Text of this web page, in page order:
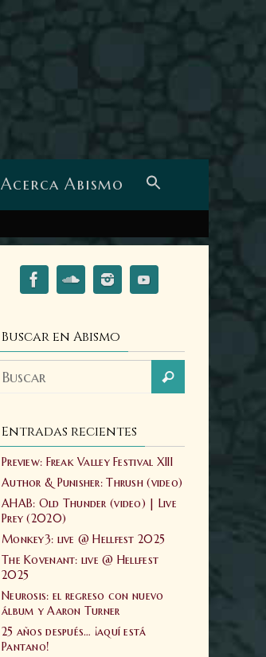
Acerca Abismo
Buscar en Abismo
Entradas recientes
Preview: Freak Valley Festival XIII
Author & Punisher: Thrush (video)
AHAB: Old Thunder (video) | Live
Prey (2020)
Monkey3: live @ Hellfest 2025
The Kovenant: live @ Hellfest
2025
Neurosis: el regreso con nuevo
álbum y Aaron Turner
25 años después… ¡aquí está
Pantano!